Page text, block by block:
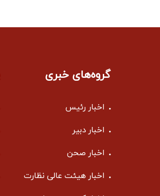
گروه‌های خبری
اخبار رئیس
اخبار دبیر
اخبار صحن
اخبار هیئت عالی نظارت